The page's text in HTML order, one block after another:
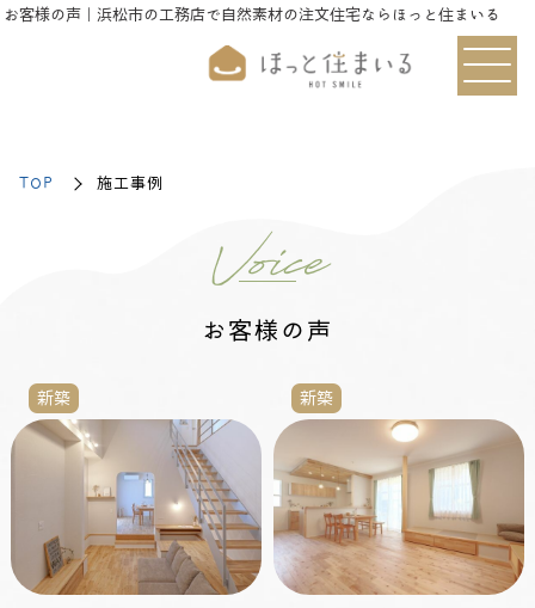
お客様の声｜浜松市の工務店で自然素材の注文住宅ならほっと住まいる
TOP 施工事例
Voice
お客様の声
新築 新築